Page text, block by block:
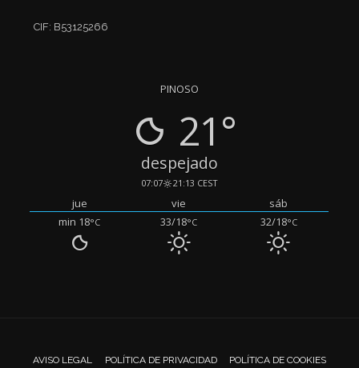
CIF: B53125266
PINOSO
21°
despejado
07:07 21:13 CEST
jue vie
sáb
min 18°C 33/18°C 32/18°C
AVISO LEGAL POLÍTICA DE PRIVACIDAD POLÍTICA DE COOKIES